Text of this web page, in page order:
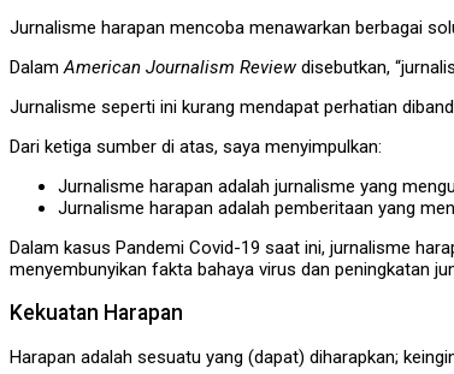
Jurnalisme harapan mencoba menawarkan berbagai
Dalam American Journalism Review disebutkan,
Jurnalisme seperti ini kurang mendapat perhatian
Dari ketiga sumber di atas, saya menyimpulkan:
Jurnalisme harapan adalah jurnalisme yang
Jurnalisme harapan adalah pemberitaan yang
Dalam kasus Pandemi Covid-19 saat ini, jurnalisme
menyembunyikan fakta bahaya virus dan peningkatan
Kekuatan Harapan
Harapan adalah sesuatu yang (dapat) diharapkan;